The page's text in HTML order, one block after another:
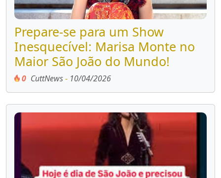
Prepare-se para um Show
Inesquecível: Marisa Monte no
Maior São João do Mundo!
0 CuttNews- 10/04/2026